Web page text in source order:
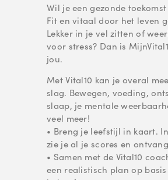
Wil je een gezonde
Fit en vitaal door het leven
Lekker in je vel zitten of
voor stress? Dan is
jou.
Met Vital10 kan je overal
slag. Bewegen, voeding,
slaap, je mentale
veel meer!
• Breng je leefstijl in kaart.
zie je al je scores en
• Samen met de Vital10
een realistisch plan op